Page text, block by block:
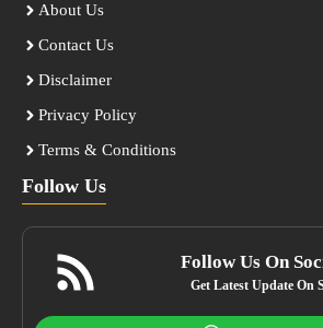
About Us
Contact Us
Disclaimer
Privacy Policy
Terms & Conditions
Follow Us
Follow Us On
Get Latest Update On